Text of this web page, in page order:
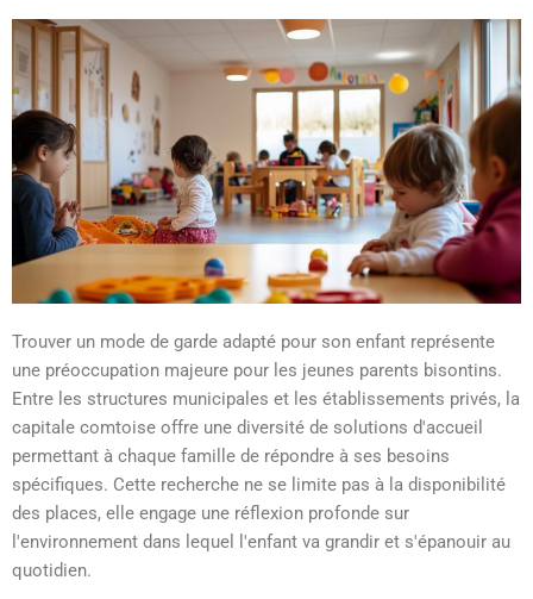
Trouver un mode de garde adapté pour son enfant représente
une préoccupation majeure pour les jeunes parents bisontins.
Entre les structures municipales et les établissements privés, la
capitale comtoise offre une diversité de solutions d'accueil
permettant à chaque famille de répondre à ses besoins
spécifiques. Cette recherche ne se limite pas à la disponibilité
des places, elle engage une réflexion profonde sur
l'environnement dans lequel l'enfant va grandir et s'épanouir au
quotidien.